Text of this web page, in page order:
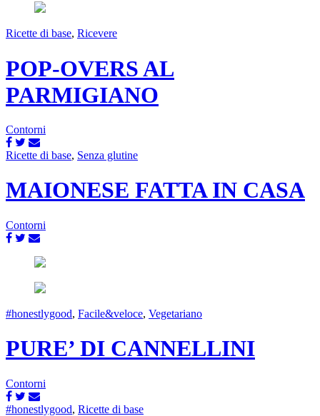
Ricette di base, Ricevere
POP-OVERS AL
PARMIGIANO
Contorni
Ricette di base, Senza glutine
MAIONESE FATTA IN CASA
Contorni
#honestlygood, Facile&veloce, Vegetariano
PURE’ DI CANNELLINI
Contorni
#honestlygood, Ricette di base